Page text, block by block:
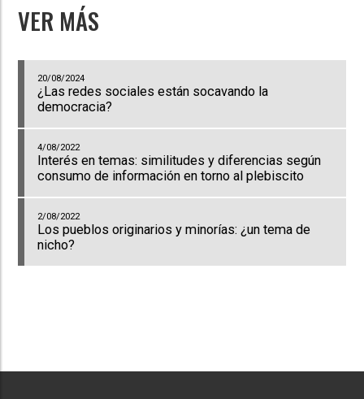
VER MÁS
20/08/2024
¿Las redes sociales están socavando la
democracia?
4/08/2022
Interés en temas: similitudes y diferencias según
consumo de información en torno al plebiscito
2/08/2022
Los pueblos originarios y minorías: ¿un tema de
nicho?